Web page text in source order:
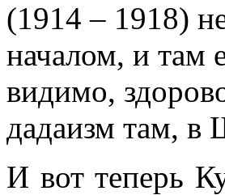
(1914 – 1918)
началом, и там
видимо,
дадаизм там, в
И вот теперь